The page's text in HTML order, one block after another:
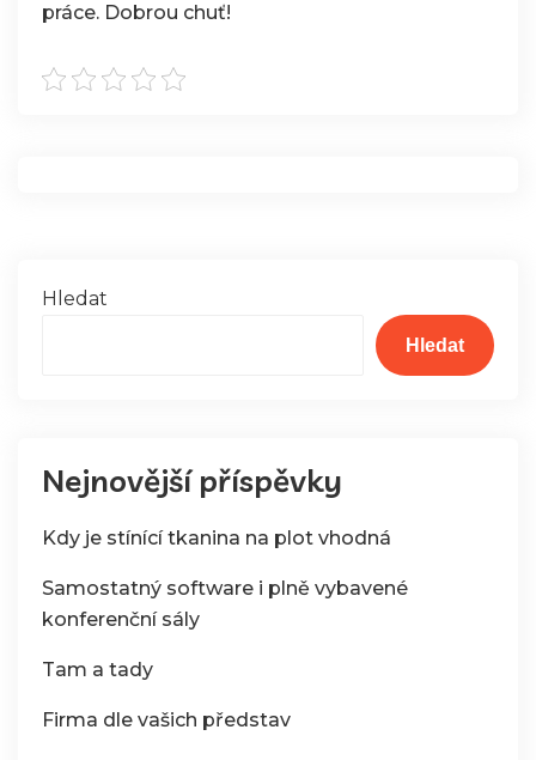
práce. Dobrou chuť!
Hledat
Hledat
Nejnovější příspěvky
Kdy je stínící tkanina na plot vhodná
Samostatný software i plně vybavené
konferenční sály
Tam a tady
Firma dle vašich představ